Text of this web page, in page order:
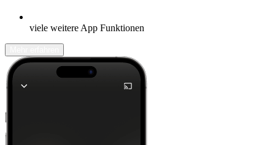
viele weitere App Funktionen